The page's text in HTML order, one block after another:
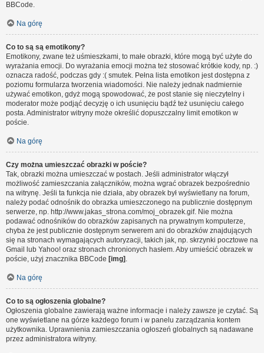
BBCode.
Na górę
Co to są są emotikony?
Emotikony, zwane też uśmieszkami, to małe obrazki, które mogą być użyte do
wyrażania emocji. Do wyrażania emocji można też stosować krótkie kody, np. :)
oznacza radość, podczas gdy :( smutek. Pełna lista emotikon jest dostępna z
poziomu formularza tworzenia wiadomości. Nie należy jednak nadmiernie
używać emotikon, gdyż mogą spowodować, że post stanie się nieczytelny i
moderator może podjąć decyzję o ich usunięciu bądź też usunięciu całego
posta. Administrator witryny może określić dopuszczalny limit emotikon w
poście.
Na górę
Czy można umieszczać obrazki w poście?
Tak, obrazki można umieszczać w postach. Jeśli administrator włączył
możliwość zamieszczania załączników, można wgrać obrazek bezpośrednio
na witrynę. Jeśli ta funkcja nie działa, aby obrazek był wyświetlany na forum,
należy podać odnośnik do obrazka umieszczonego na publicznie dostępnym
serwerze, np. http://www.jakas_strona.com/moj_obrazek.gif. Nie można
podawać odnośników do obrazków zapisanych na prywatnym komputerze,
chyba że jest publicznie dostępnym serwerem ani do obrazków znajdujących
się na stronach wymagających autoryzacji, takich jak, np. skrzynki pocztowe na
Gmail lub Yahoo! oraz stronach chronionych hasłem. Aby umieścić obrazek w
poście, użyj znacznika BBCode [img] .
Na górę
Co to są ogłoszenia globalne?
Ogłoszenia globalne zawierają ważne informacje i należy zawsze je czytać. Są
one wyświetlane na górze każdego forum i w panelu zarządzania kontem
użytkownika. Uprawnienia zamieszczania ogłoszeń globalnych są nadawane
przez administratora witryny.